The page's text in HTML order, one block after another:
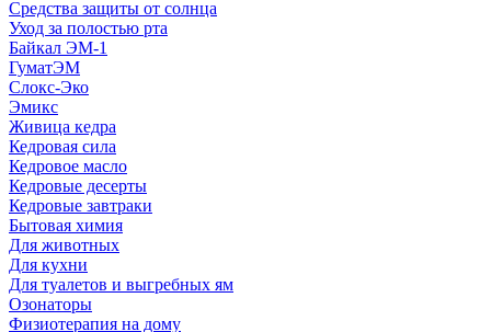
Средства защиты от солнца
Уход за полостью рта
Байкал ЭМ-1
ГуматЭМ
Слокс-Эко
Эмикс
Живица кедра
Кедровая сила
Кедровое масло
Кедровые десерты
Кедровые завтраки
Бытовая химия
Для животных
Для кухни
Для туалетов и выгребных ям
Озонаторы
Физиотерапия на дому